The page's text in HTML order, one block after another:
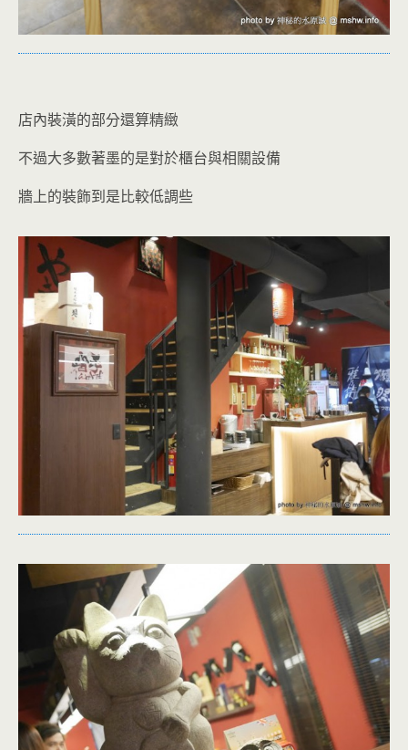
店內裝潢的部分還算精緻
不過大多數著墨的是對於櫃台與相關設備
牆上的裝飾到是比較低調些